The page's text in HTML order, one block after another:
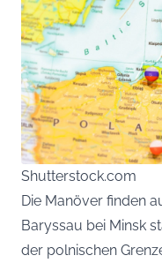
Shutterstock.com
Die Manöver finden
Baryssau bei Minsk
der polnischen